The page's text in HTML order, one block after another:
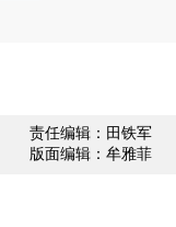
责任编辑：田铁军
版面编辑：牟雅菲